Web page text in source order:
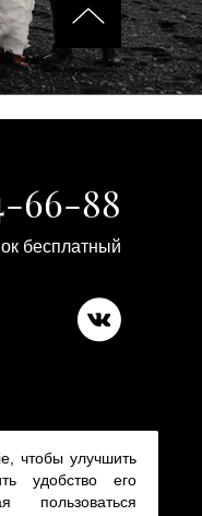
66-88
бесплатный
Platina 24
чтобы улучшить
удобство его
пользоваться